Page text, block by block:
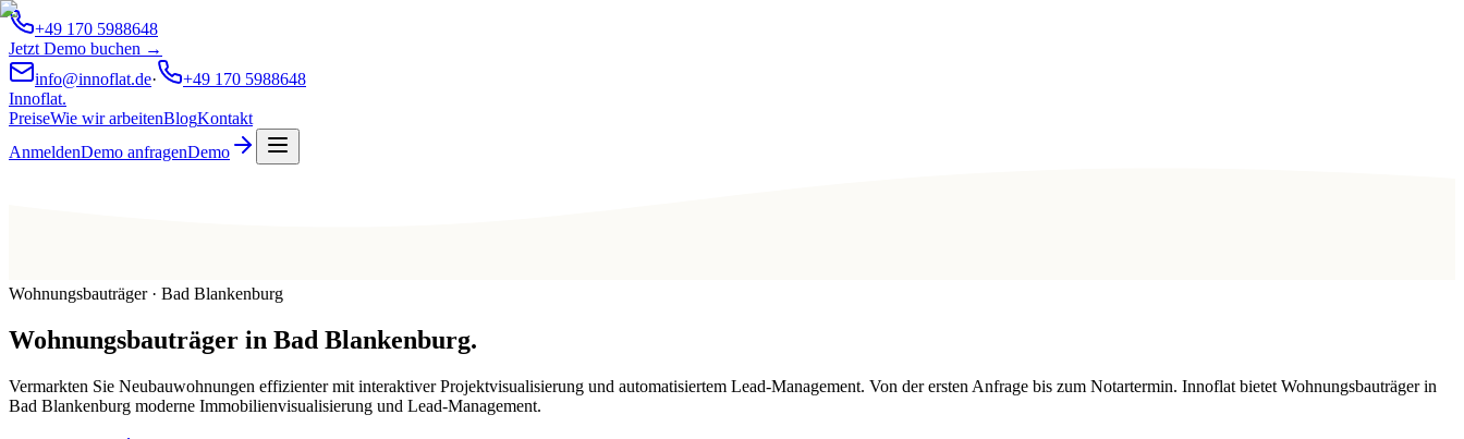
+49 170 5988648
Jetzt Demo buchen →
info@innoflat.de·
+49 170 5988648
Innoflat.
PreiseWie wir arbeitenBlogKontakt
AnmeldenDemo anfragenDemo
Wohnungsbauträger · Bad Blankenburg
Wohnungsbauträger in Bad Blankenburg.
Vermarkten Sie Neubauwohnungen effizienter mit interaktiver Projektvisualisierung und automatisiertem Lead-Management. Von der ersten Anfrage bis zum Notartermin. Innoflat bietet Wohnungsbauträger in
Bad Blankenburg moderne Immobilienvisualisierung und Lead-Management.